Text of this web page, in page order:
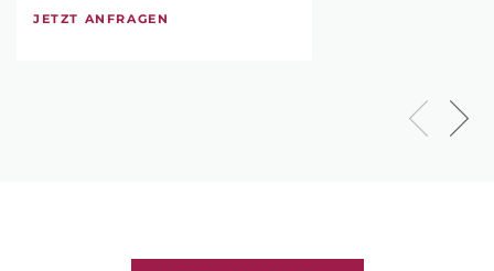
JETZT ANFRAGEN